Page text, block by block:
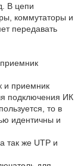
В цепи
коммутаторы и
передавать
и приемник
подключения ИК
то в
идентичны и
так же UTP и